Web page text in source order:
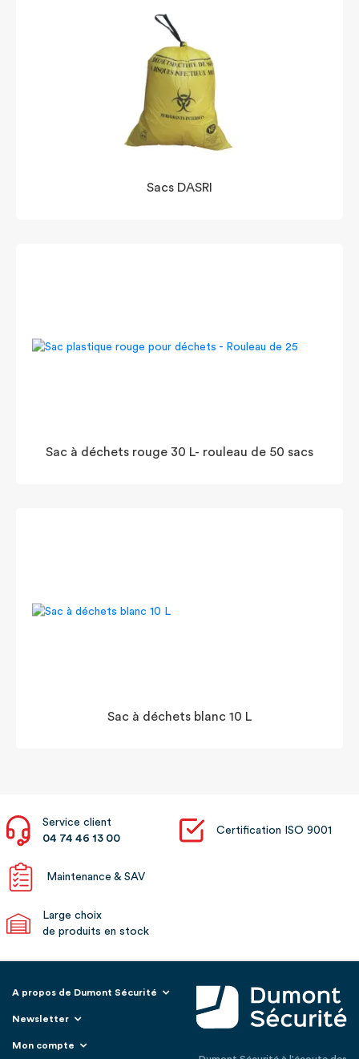
Sacs DASRI
Sac à déchets rouge 30 L- rouleau de 50 sacs
Sac à déchets blanc 10 L
Service client
04 74 46 13 00
Certification ISO 9001
Maintenance & SAV
Large choix
de produits en stock
A propos de Dumont Sécurité
Newsletter
Mon compte